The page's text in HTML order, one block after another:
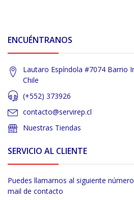
ENCUÉNTRANOS
Lautaro Espíndola #7074 Barrio
Chile
(+552) 373926
contacto@servirep.cl
Nuestras Tiendas
SERVICIO AL CLIENTE
Puedes llamarnos al siguiente
mail de contacto